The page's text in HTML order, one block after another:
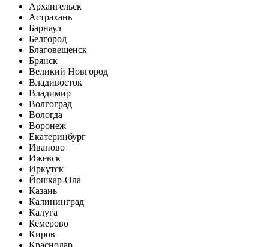
Архангельск
Астрахань
Барнаул
Белгород
Благовещенск
Брянск
Великий Новгород
Владивосток
Владимир
Волгоград
Вологда
Воронеж
Екатеринбург
Иваново
Ижевск
Иркутск
Йошкар-Ола
Казань
Калининград
Калуга
Кемерово
Киров
Краснодар